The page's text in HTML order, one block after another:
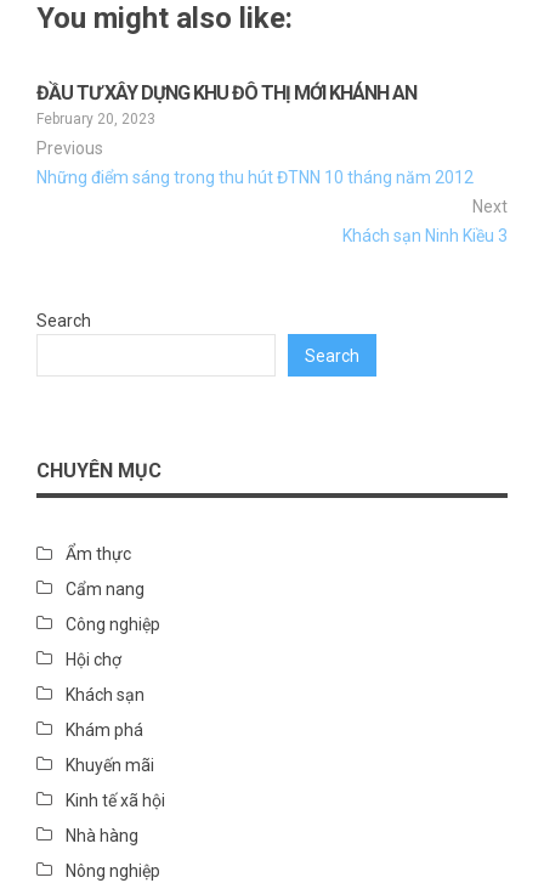
You might also like:
ĐẦU TƯ XÂY DỰNG KHU ĐÔ THỊ MỚI KHÁNH AN
February 20, 2023
Previous
Những điểm sáng trong thu hút ĐTNN 10 tháng năm 2012
Next
Khách sạn Ninh Kiều 3
Search
Search
CHUYÊN MỤC
Ẩm thực
Cẩm nang
Công nghiệp
Hội chợ
Khách sạn
Khám phá
Khuyến mãi
Kinh tế xã hội
Nhà hàng
Nông nghiệp